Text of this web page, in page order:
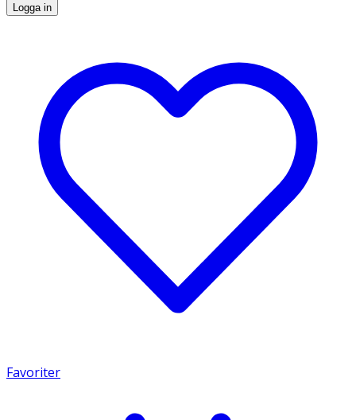
Logga in
Favoriter